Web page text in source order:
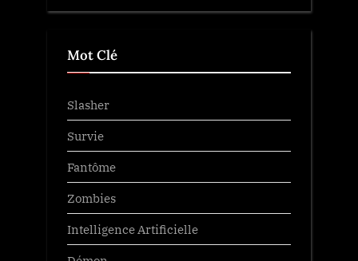
Mot Clé
Slasher
Survie
Fantôme
Zombies
Intelligence Artificielle